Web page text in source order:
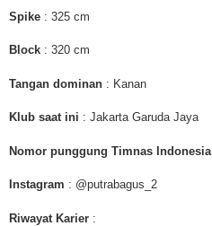
Spike : 325 cm
Block : 320 cm
Tangan dominan : Kanan
Klub saat ini : Jakarta Garuda Jaya
Nomor punggung Timnas Indonesia
Instagram : @putrabagus_2
Riwayat Karier :